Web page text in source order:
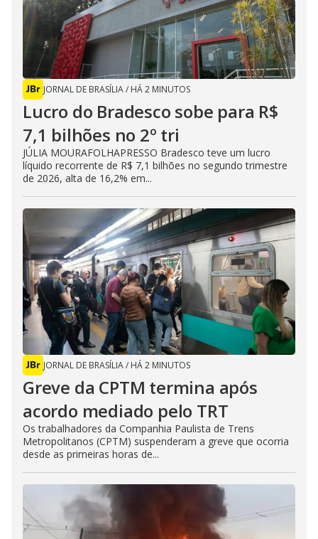
JORNAL DE BRASÍLIA/ HÁ 2 MINUTOS
Lucro do Bradesco sobe para R$
7,1 bilhões no 2º tri
JÚLIA MOURAFOLHAPRESSO Bradesco teve um lucro
líquido recorrente de R$ 7,1 bilhões no segundo trimestre
de 2026, alta de 16,2% em...
JORNAL DE BRASÍLIA/ HÁ 2 MINUTOS
Greve da CPTM termina após
acordo mediado pelo TRT
Os trabalhadores da Companhia Paulista de Trens
Metropolitanos (CPTM) suspenderam a greve que ocorria
desde as primeiras horas de...